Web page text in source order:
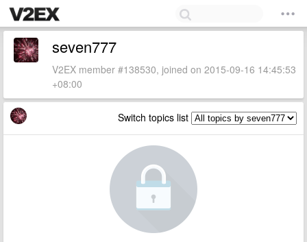
seven777
V2EX member #138530, joined on 2015-09-16 14:45:53
+08:00
Switch topics list